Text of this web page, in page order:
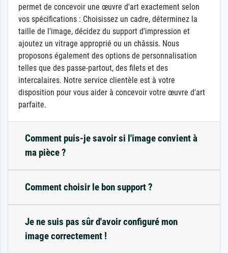
permet de concevoir une œuvre d'art exactement selon
vos spécifications : Choisissez un cadre, déterminez la
taille de l'image, décidez du support d'impression et
ajoutez un vitrage approprié ou un châssis. Nous
proposons également des options de personnalisation
telles que des passe-partout, des filets et des
intercalaires. Notre service clientèle est à votre
disposition pour vous aider à concevoir votre œuvre d'art
parfaite.
Comment puis-je savoir si l'image convient à
ma pièce ?
Comment choisir le bon support ?
Je ne suis pas sûr d'avoir configuré mon
image correctement !